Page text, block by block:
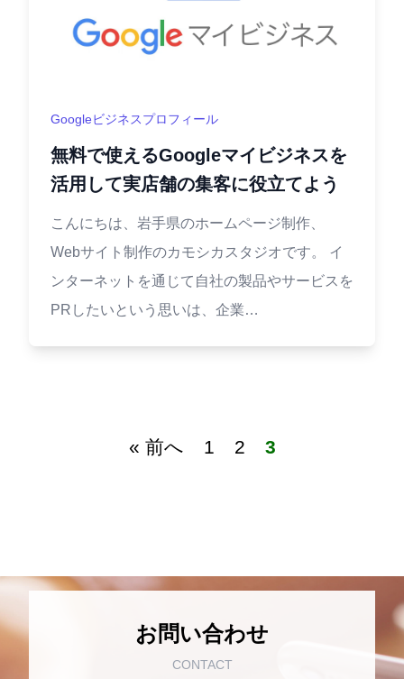
Googleビジネスプロフィール
無料で使えるGoogleマイビジネスを
活用して実店舗の集客に役立てよう
こんにちは、岩手県のホームページ制作、
Webサイト制作のカモシカスタジオです。 イ
ンターネットを通じて自社の製品やサービスを
PRしたいという思いは、企業…
« 前へ 1 2 3
お問い合わせ
CONTACT